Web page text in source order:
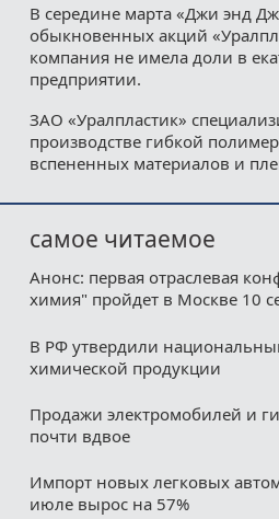
В середине марта «Джи энд
обыкновенных акций
компания не имела доли в
предприятии.
ЗАО «Уралпластик»
производстве гибкой
вспененных материалов и
самое читаемое
Анонс: первая отраслевая
химия" пройдет в Москве 10
В РФ утвердили
химической продукции
Продажи электромобилей и
почти вдвое
Импорт новых легковых
июле вырос на 57%